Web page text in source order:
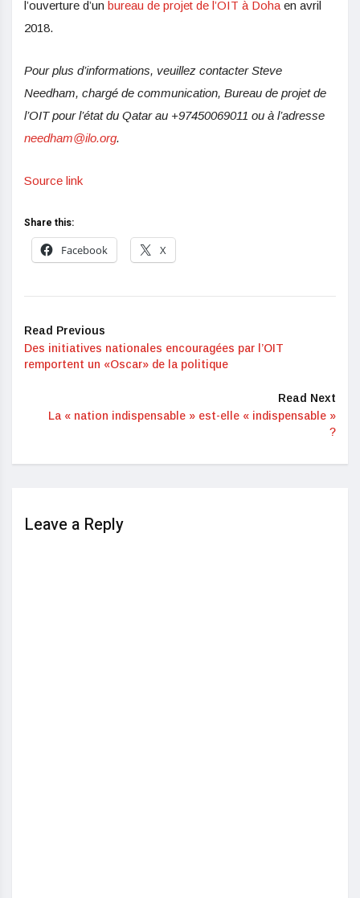
l’ouverture d’un bureau de projet de l’OIT à Doha en avril
2018.
Pour plus d’informations, veuillez contacter Steve
Needham, chargé de communication, Bureau de projet de
l’OIT pour l’état du Qatar au +97450069011 ou à l’adresse
needham@ilo.org.
Source link
Share this:
Facebook
X
Read Previous
Des initiatives nationales encouragées par l’OIT
remportent un «Oscar» de la politique
Read Next
La « nation indispensable » est-elle « indispensable »
?
Leave a Reply